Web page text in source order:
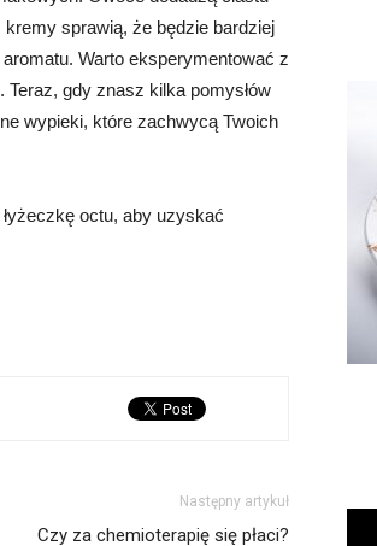
sprawią, że będzie bardziej
Warto eksperymentować z
Teraz, gdy znasz kilka pomysłów
wypieki, które zachwycą Twoich
octu, aby uzyskać
Następny artykuł
Czy za chemioterapię się płaci?